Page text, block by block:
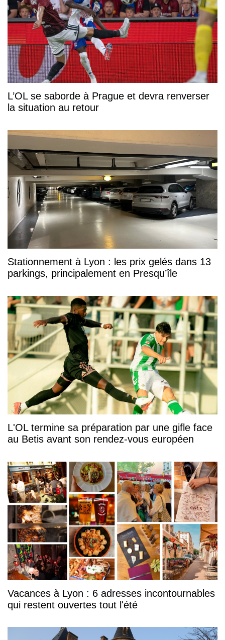
L’OL se saborde à Prague et devra renverser
la situation au retour
Stationnement à Lyon : les prix gelés dans 13
parkings, principalement en Presqu’île
L'OL termine sa préparation par une gifle face
au Betis avant son rendez-vous européen
Vacances à Lyon : 6 adresses incontournables
qui restent ouvertes tout l'été